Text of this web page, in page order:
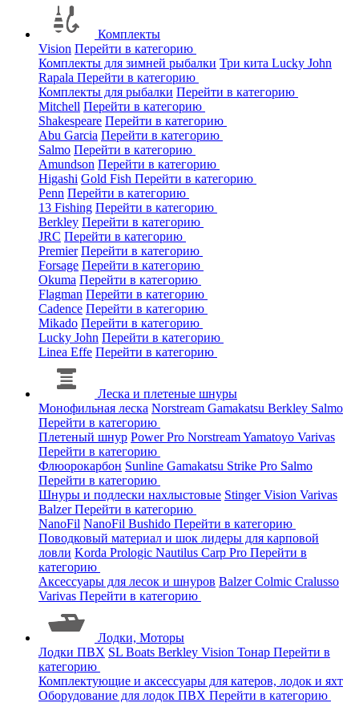
Комплекты
Vision Перейти в категорию
Комплекты для зимней рыбалки Три кита Lucky John
Rapala Перейти в категорию
Комплекты для рыбалки Перейти в категорию
Mitchell Перейти в категорию
Shakespeare Перейти в категорию
Abu Garcia Перейти в категорию
Salmo Перейти в категорию
Amundson Перейти в категорию
Higashi Gold Fish Перейти в категорию
Penn Перейти в категорию
13 Fishing Перейти в категорию
Berkley Перейти в категорию
JRC Перейти в категорию
Premier Перейти в категорию
Forsage Перейти в категорию
Okuma Перейти в категорию
Flagman Перейти в категорию
Cadence Перейти в категорию
Mikado Перейти в категорию
Lucky John Перейти в категорию
Linea Effe Перейти в категорию
Леска и плетеные шнуры
Монофильная леска Norstream Gamakatsu Berkley Salmo
Перейти в категорию
Плетеный шнур Power Pro NorstreamYamatoyo Varivas
Перейти в категорию
Флюорокарбон Sunline Gamakatsu Strike Pro Salmo
Перейти в категорию
Шнуры и подлески нахлыстовые StingerVision Varivas
BalzerПерейти в категорию
NanoFil NanoFil Bushido Перейти в категорию
Поводковый материал и шок лидеры для карповой
ловли Korda Prologic Nautilus Carp Pro Перейти в
категорию
Аксессуары для лесок и шнуров BalzerColmic Cralusso
Varivas Перейти в категорию
Лодки, Моторы
Лодки ПВХ SL Boats Berkley Vision Тонар Перейти в
категорию
Комплектующие и аксессуары для катеров, лодок и яхт
Оборудование для лодок ПВХ Перейти в категорию